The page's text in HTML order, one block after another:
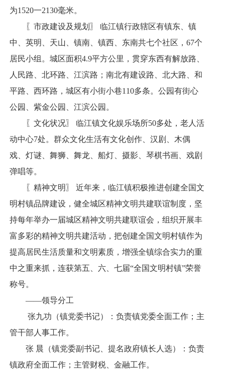
为1520一2130毫米。
〖市政建设及规划〗 临江镇行政辖区有镇东、镇
中、英明、天山、镇南、镇西、东南共七个社区，67个
居民小组。城区面积4.9平方公里，贯穿东西有解放路、
人民路、北环路、江滨路；南北有建设路、北大路、和
平路、西环路，城区有小街小巷110多条。公园有街心
公园、紫金公园、江滨公园。
〖文化状况〗 临江镇文化娱乐场所50多处，老人活
动中心7处。群众文化生活有文化创作、汉剧、木偶
戏、灯谜、舞狮、舞龙、船灯、摄影、琴棋书画、戏剧
弹唱等。
〖精神文明〗 近年来，临江镇积极推进创建全国文
明村镇品牌建设，健全城区精神文明共建联谊制度，坚
持每年举办一届城区精神文明共建联谊会，组织开展丰
富多彩的精神文明共建活动，把创建全国文明村镇作为
提高居民生活质量和文明素质，增强全镇综合实力的重
中之重来抓，连获第五、六、七届“全国文明村镇”荣誉
称号。
——领导分工
张九功（镇党委书记）：负责镇党委全面工作；主
管干部人事工作。
张 晨（镇党委副书记、提名政府镇长人选）：负责
镇政府全面工作；主管财税、金融工作。